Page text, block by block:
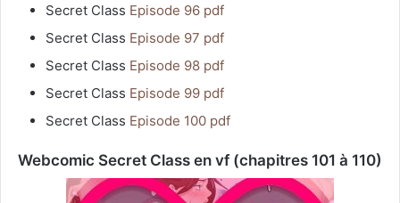
Secret Class Episode 96 pdf
Secret Class Episode 97 pdf
Secret Class Episode 98 pdf
Secret Class Episode 99 pdf
Secret Class Episode 100 pdf
Webcomic Secret Class en vf (chapitres 101 à 110)